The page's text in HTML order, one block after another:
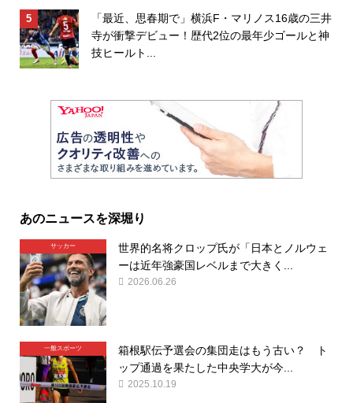
「最近、思春期で」横浜F・マリノス16歳の三井
寺が衝撃デビュー！歴代2位の最年少ゴールと神
技ヒールト...
あのニュースを深堀り
サッカー
世界的名将クロップ氏が「日本とノルウェ
ーは近年強豪国レベルまで大きく...
2026.06.26
一般スポーツ
箱根駅伝予選会の集団走はもう古い？ ト
ップ通過を果たした中央学大が今...
2025.10.19